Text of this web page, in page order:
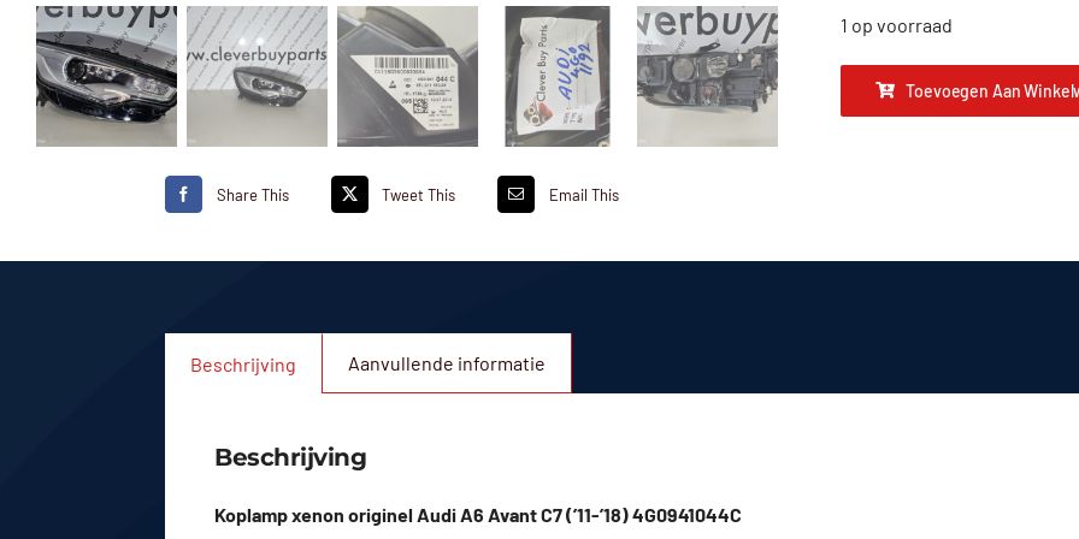
Share This Tweet This Email This
1 op voorraad
Toevoegen Aan
Beschrijving Aanvullende informatie
Beschrijving
Koplamp xenon originel Audi A6 Avant C7 (’11-’18) 4G0941044C